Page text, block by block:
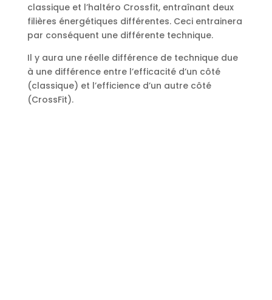
classique et l’haltéro Crossfit, entraînant deux
filières énergétiques différentes. Ceci entrainera
par conséquent une différente technique.
Il y aura une réelle différence de technique due
à une différence entre l’efficacité d’un côté
(classique) et l’efficience d’un autre côté
(CrossFit).